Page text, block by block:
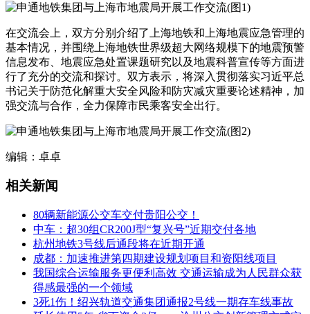
在交流会上，双方分别介绍了上海地铁和上海地震应急管理的
基本情况，并围绕上海地铁世界级超大网络规模下的地震预警
信息发布、地震应急处置课题研究以及地震科普宣传等方面进
行了充分的交流和探讨。双方表示，将深入贯彻落实习近平总
书记关于防范化解重大安全风险和防灾减灾重要论述精神，加
强交流与合作，全力保障市民乘客安全出行。
编辑：卓卓
相关新闻
80辆新能源公交车交付贵阳公交！
中车：超30组CR200J型“复兴号”近期交付各地
杭州地铁3号线后通段将在近期开通
成都：加速推进第四期建设规划项目和资阳线项目
我国综合运输服务更便利高效 交通运输成为人民群众获
得感最强的一个领域
3死1伤！绍兴轨道交通集团通报2号线一期存车线事故